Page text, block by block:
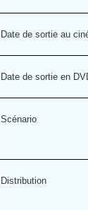
Date de sortie au
Date de sortie en
Scénario
Distribution